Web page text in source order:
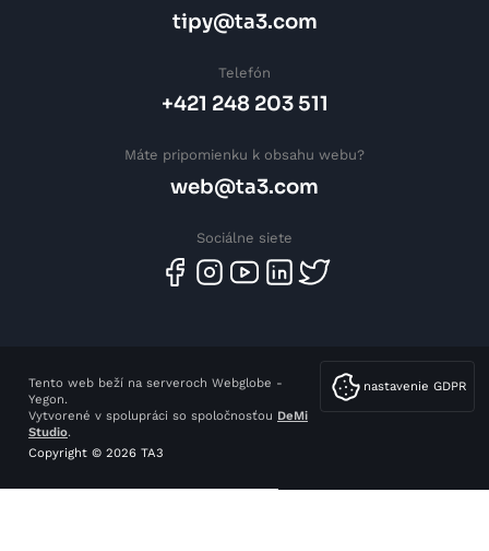
tipy@ta3.com
Telefón
+421 248 203 511
Máte pripomienku k obsahu webu?
web@ta3.com
Sociálne siete
nastavenie GDPR
Tento web beží na serveroch Webglobe -
Yegon.
Vytvorené v spolupráci so spoločnosťou DeMi
Studio.
Copyright © 2026 TA3